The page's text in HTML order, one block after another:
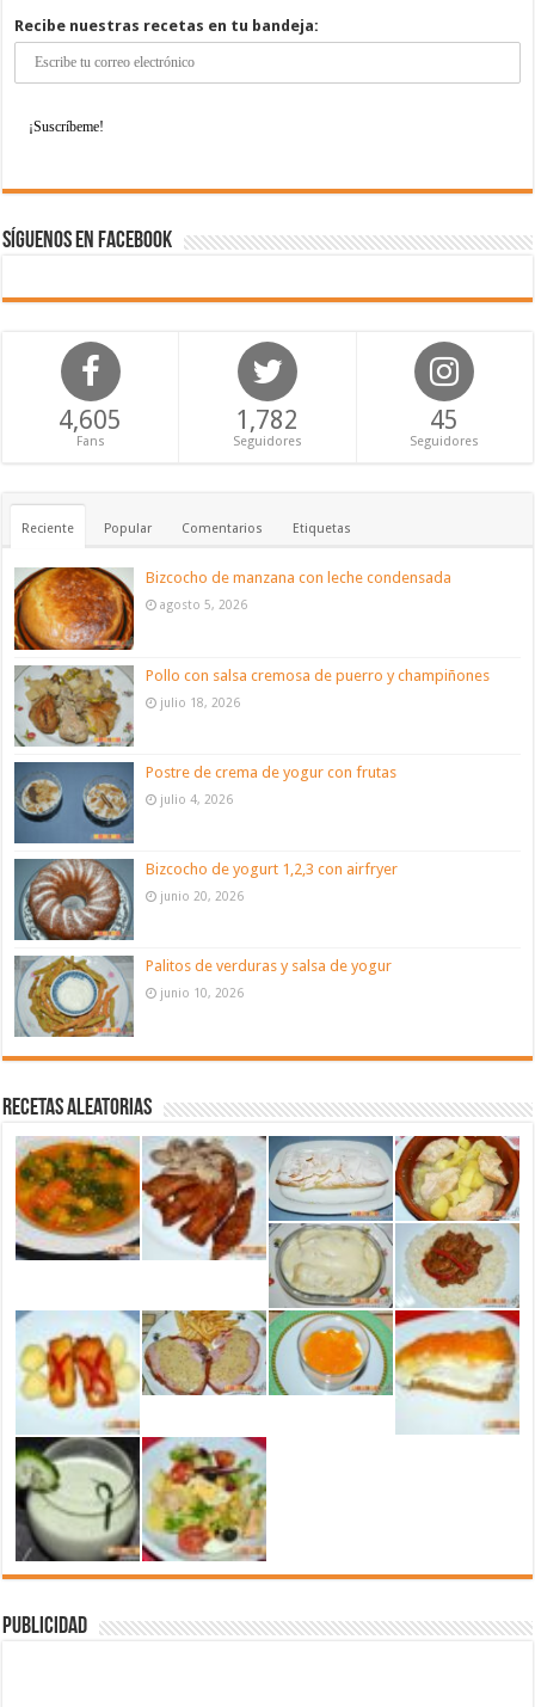
Recibe nuestras recetas en tu bandeja:
Síguenos en Facebook
4,605
Fans
1,782
Seguidores
45
Seguidores
Reciente Popular Comentarios Etiquetas
Bizcocho de manzana con leche condensada
agosto 5, 2026
Pollo con salsa cremosa de puerro y champiñones
julio 18, 2026
Postre de crema de yogur con frutas
julio 4, 2026
Bizcocho de yogurt 1,2,3 con airfryer
junio 20, 2026
Palitos de verduras y salsa de yogur
junio 10, 2026
Recetas aleatorias
Publicidad